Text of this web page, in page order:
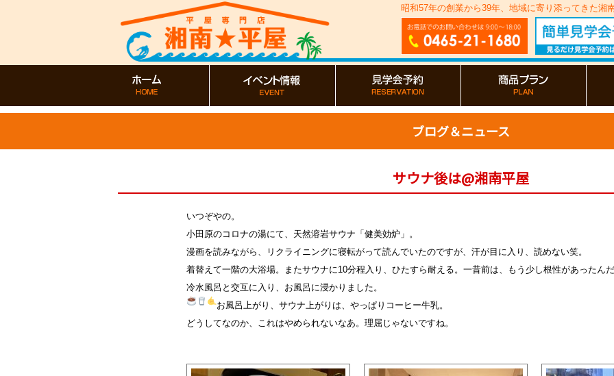
昭和57年の創業から39年、地域に寄り添ってきた湘
ブログ＆ニュース
サウナ後は@湘南平屋
いつぞやの。
小田原のコロナの湯にて、天然溶岩サウナ「健美効炉」。
漫画を読みながら、リクライニングに寝転がって読んでいたのですが、汗が目に入り、読めない笑。
着替えて一階の大浴場。またサウナに10分程入り、ひたすら耐える。一昔前は、もう少し根性があったんだ
冷水風呂と交互に入り、お風呂に浸かりました。
お風呂上がり、サウナ上がりは、やっぱりコーヒー牛乳。
どうしてなのか、これはやめられないなあ。理屈じゃないですね。